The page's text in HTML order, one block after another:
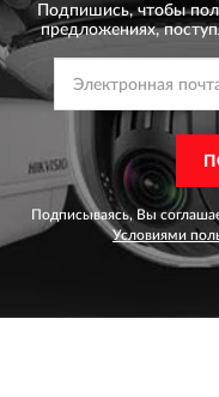
Подпишись, чтобы
предложениях,
Подписываясь, Вы
Условиями